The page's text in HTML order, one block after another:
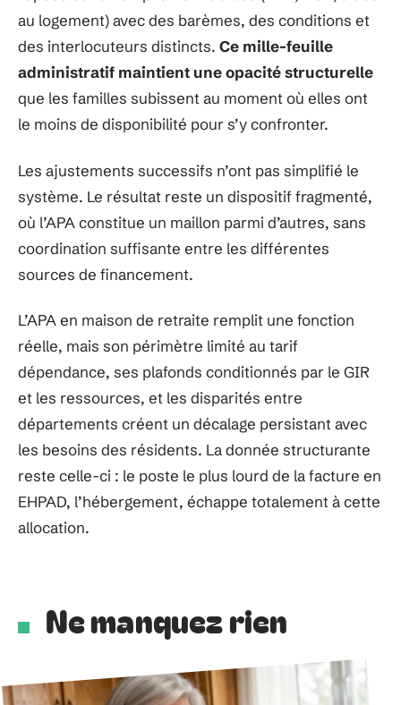
au logement) avec des barèmes, des conditions et
des interlocuteurs distincts. Ce mille-feuille
administratif maintient une opacité structurelle
que les familles subissent au moment où elles ont
le moins de disponibilité pour s’y confronter.
Les ajustements successifs n’ont pas simplifié le
système. Le résultat reste un dispositif fragmenté,
où l’APA constitue un maillon parmi d’autres, sans
coordination suffisante entre les différentes
sources de financement.
L’APA en maison de retraite remplit une fonction
réelle, mais son périmètre limité au tarif
dépendance, ses plafonds conditionnés par le GIR
et les ressources, et les disparités entre
départements créent un décalage persistant avec
les besoins des résidents. La donnée structurante
reste celle-ci : le poste le plus lourd de la facture en
EHPAD, l’hébergement, échappe totalement à cette
allocation.
Ne manquez rien